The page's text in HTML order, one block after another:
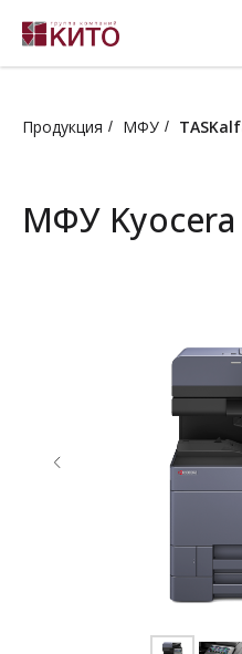
Продукция / МФУ /
МФУ Kyocera